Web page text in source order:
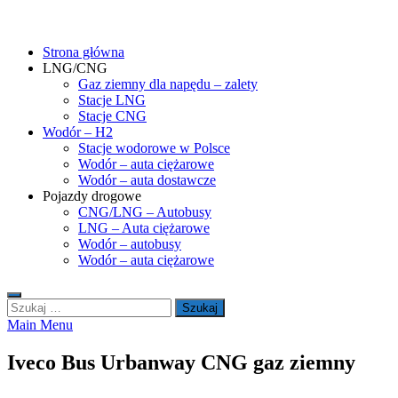
content
(wodór). Opisy pojazdów, tankowanie gazu ziemnego i wodoru,
rynek paliw gazowych, analizy.
Strona główna
LNG/CNG
Gaz ziemny dla napędu – zalety
Stacje LNG
Stacje CNG
Wodór – H2
Stacje wodorowe w Polsce
Wodór – auta ciężarowe
Wodór – auta dostawcze
Pojazdy drogowe
CNG/LNG – Autobusy
LNG – Auta ciężarowe
Wodór – autobusy
Wodór – auta ciężarowe
Szukaj:
Main Menu
Iveco Bus Urbanway CNG gaz ziemny